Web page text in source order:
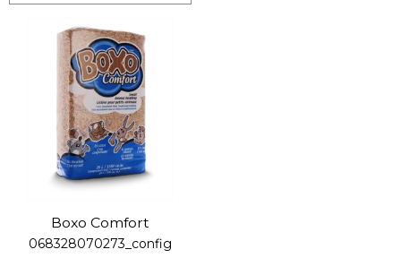
Boxo Comfort
068328070273_config